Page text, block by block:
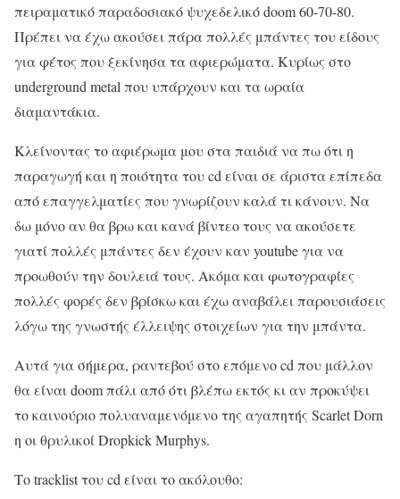
πειραματικό παραδοσιακό ψυχεδελικό doom 60-70-80.
Πρέπει να έχω ακούσει πάρα πολλές μπάντες του είδους
για φέτος που ξεκίνησα τα αφιερώματα. Κυρίως στο
underground metal που υπάρχουν και τα ωραία
διαμαντάκια.
Κλείνοντας το αφιέρωμα μου στα παιδιά να πω ότι η
παραγωγή και η ποιότητα του cd είναι σε άριστα επίπεδα
από επαγγελματίες που γνωρίζουν καλά τι κάνουν. Να
δω μόνο αν θα βρω και κανά βίντεο τους να ακούσετε
γιατί πολλές μπάντες δεν έχουν καν youtube για να
προωθούν την δουλειά τους. Ακόμα και φωτογραφίες
πολλές φορές δεν βρίσκω και έχω αναβάλει παρουσιάσεις
λόγω της γνωστής έλλειψης στοιχείων για την μπάντα.
Αυτά για σήμερα, ραντεβού στο επόμενο cd που μάλλον
θα είναι doom πάλι από ότι βλέπω εκτός κι αν προκύψει
το καινούριο πολυαναμενόμενο της αγαπητής Scarlet Dorn
η οι θρυλικοί Dropkick Murphys.
Το tracklist του cd είναι το ακόλουθο: